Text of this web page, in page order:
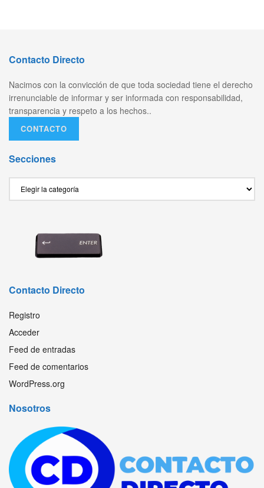
Contacto Directo
Nacimos con la convicción de que toda sociedad tiene el derecho
irrenunciable de informar y ser informada con responsabilidad,
transparencia y respeto a los hechos..
CONTACTO
Secciones
Contacto Directo
Registro
Acceder
Feed de entradas
Feed de comentarios
WordPress.org
Nosotros